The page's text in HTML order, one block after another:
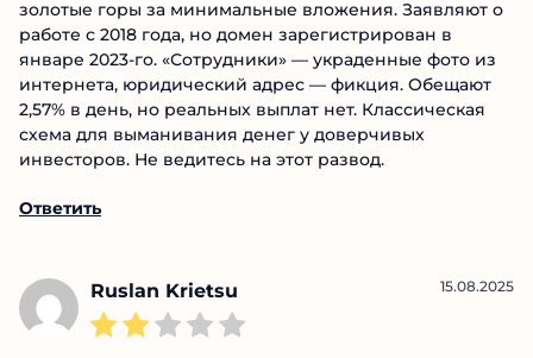
Очередной псевдо-майнинг проект, обещающий
золотые горы за минимальные вложения. Заявляют
о работе с 2018 года, но домен зарегистрирован в
январе 2023-го. «Сотрудники» — украденные фото
из интернета, юридический адрес — фикция.
Обещают 2,57% в день, но реальных выплат нет.
Классическая схема для выманивания денег у
развод.
Ruslan Krietsu